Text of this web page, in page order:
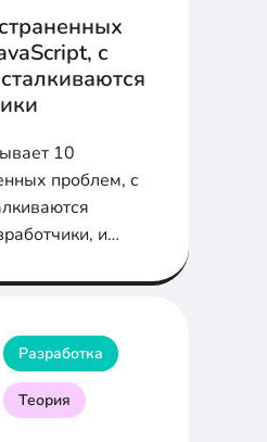
с
10
проблем, с
и
кода и
Разработка
Теория